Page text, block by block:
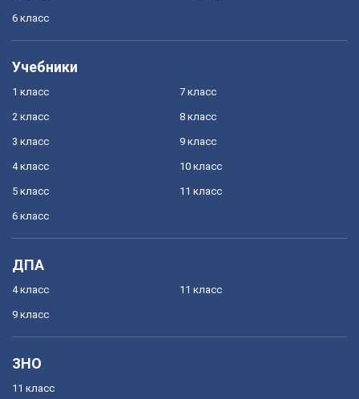
6 класс
Учебники
1 класс
2 класс
3 класс
4 класс
5 класс
6 класс
7 класс
8 класс
9 класс
10 класс
11 класс
ДПА
4 класс
9 класс
11 класс
ЗНО
11 класс